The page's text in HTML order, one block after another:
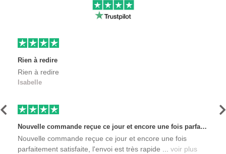
Rien à redire
Rien à redire
Isabelle
Nouvelle commande reçue ce jour et encore une fois parfaitement satisfaite, l'envoi est très rapide et les produits sont toujours conditionnés de manière personnalisés. L'avantage de commander auprès de créateurs indépendants.
Nouvelle commande reçue ce jour et encore une fois
parfaitement satisfaite, l'envoi est très rapide ... voir plus
Précédent